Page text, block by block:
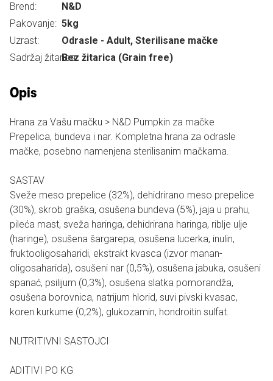
Brend:
N&D
Pakovanje: 5kg
Uzrast:
Odrasle - Adult, Sterilisane mačke
Sadržaj žitarica:Bez žitarica (Grain free)
Opis
Hrana za Vašu mačku > N&D Pumpkin za mačke
Prepelica, bundeva i nar. Kompletna hrana za odrasle
mačke, posebno namenjena sterilisanim mačkama.
SASTAV
Sveže meso prepelice (32%), dehidrirano meso prepelice
(30%), skrob graška, osušena bundeva (5%), jaja u prahu,
pileća mast, sveža haringa, dehidrirana haringa, riblje ulje
(haringe), osušena šargarepa, osušena lucerka, inulin,
fruktooligosaharidi, ekstrakt kvasca (izvor manan-
oligosaharida), osušeni nar (0,5%), osušena jabuka, osušeni
spanać, psilijum (0,3%), osušena slatka pomorandža,
osušena borovnica, natrijum hlorid, suvi pivski kvasac,
koren kurkume (0,2%), glukozamin, hondroitin sulfat.
NUTRITIVNI SASTOJCI
ADITIVI PO KG